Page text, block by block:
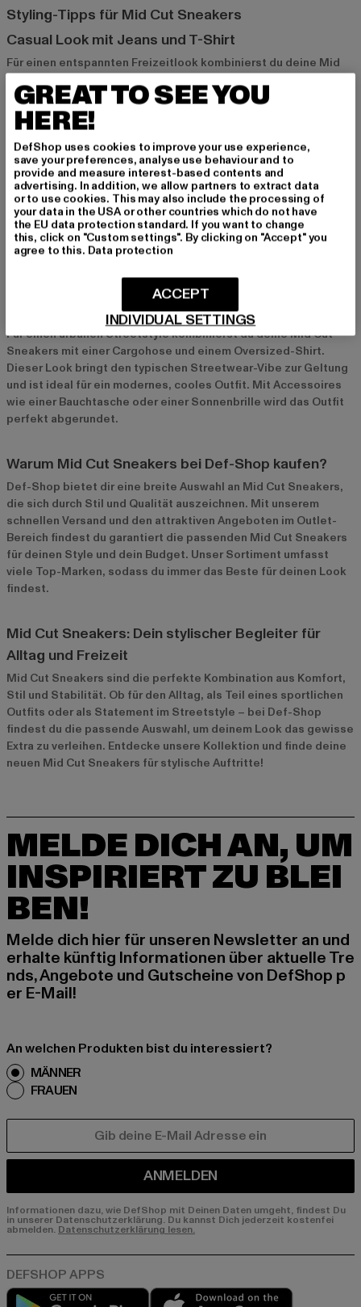
Styling-Tipps für Mid Cut Sneakers
Casual Look mit Jeans und T-Shirt
Für einen entspannten Freizeitlook kombinierst du deine Mid
ist bequem und passt perfekt für den Alltag. Mit einer leichten
Jacke und Accessoires wie einer Cap rundest du das Outfit ab
und bleibst stylisch und komfortabel zugleich.
Sportlicher Style mit Jogginghose und Hoodie
Ein sportlicher Look gelingt dir mit einer Jogginghose, einem
Hoodie und deinen Mid Cut Sneakers. Dieser Style ist ideal für
Aktivitäten im Freien oder entspannte Tage und zeigt deine
aktive Seite. Mit einer Bauchtasche oder einer Wasserflasche
Streetstyle mit Cargohose und Oversized-Shirt
Für einen urbanen Streetstyle kombinierst du deine Mid Cut
Sneakers mit einer Cargohose und einem Oversized-Shirt.
Dieser Look bringt den typischen Streetwear-Vibe zur Geltung
und ist ideal für ein modernes, cooles Outfit. Mit Accessoires
wie einer Bauchtasche oder einer Sonnenbrille wird das Outfit
perfekt abgerundet.
Warum Mid Cut Sneakers bei Def-Shop kaufen?
Def-Shop bietet dir eine breite Auswahl an Mid Cut Sneakers,
die sich durch Stil und Qualität auszeichnen. Mit unserem
schnellen Versand und den attraktiven Angeboten im Outlet-
Bereich findest du garantiert die passenden Mid Cut Sneakers
für deinen Style und dein Budget. Unser Sortiment umfasst
viele Top-Marken, sodass du immer das Beste für deinen Look
findest.
Mid Cut Sneakers: Dein stylischer Begleiter für
Alltag und Freizeit
Mid Cut Sneakers sind die perfekte Kombination aus Komfort,
Stil und Stabilität. Ob für den Alltag, als Teil eines sportlichen
Outfits oder als Statement im Streetstyle – bei Def-Shop
findest du die passende Auswahl, um deinem Look das gewisse
Extra zu verleihen. Entdecke unsere Kollektion und finde deine
neuen Mid Cut Sneakers für stylische Auftritte!
MELDE DICH AN, UM
INSPIRIERT ZU BLEI
BEN!
Melde dich hier für unseren Newsletter an und
erhalte künftig Informationen über aktuelle Tre
nds, Angebote und Gutscheine von DefShop p
er E-Mail!
An welchen Produkten bist du interessiert?
MÄNNER
FRAUEN
ANMELDEN
Informationen dazu, wie DefShop mit Deinen Daten umgeht, findest Du
in unserer Datenschutzerklärung. Du kannst Dich jederzeit kostenfei
abmelden.Datenschutzerklärung lesen.
Play market
GREAT TO SEE YOU
HERE!
DefShop uses cookies to improve your use experience,
save your preferences, analyse use behaviour and to
provide and measure interest-based contents and
advertising. In addition, we allow partners to extract data
or to use cookies. This may also include the processing of
your data in the USA or other countries which do not have
the EU data protection standard. If you want to change
this, click on "Custom settings". By clicking on "Accept" you
agree to this. Data protection
INDIVIDUAL SETTINGS
ACCEPT